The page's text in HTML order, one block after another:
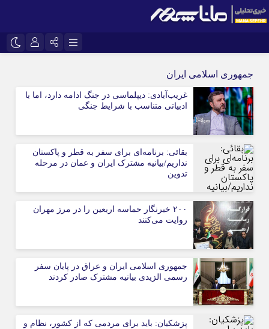
سروش
آپارات رمز عبور
مرا به خاطر بسپار
جمهوری اسلامی ایران
غریب‌آبادی: دیپلماسی در جنگ ادامه دارد، اما با
ادبیاتی متناسب با شرایط جنگی
بقائی: برنامه‌ای برای سفر به قطر و پاکستان
نداریم/بیانیه مشترک ایران و عمان در مرحله
تدوین
۲۰۰ خبرنگار حماسه اربعین را در مرز مهران
روایت می‌کنند
جمهوری اسلامی ایران و عراق در پایان سفر
رسمی الزیدی بیانیه مشترک صادر کردند
پزشکیان: باید برای مردمی که از کشور، نظام و